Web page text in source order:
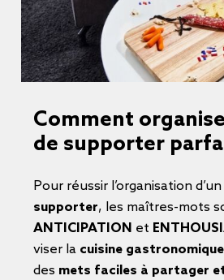
Comment
de supporter
Pour réussir l’organisation d’un
supporter, les maîtres-mots
ANTICIPATION et
viser la cuisine gastronomique
des mets faciles à partager